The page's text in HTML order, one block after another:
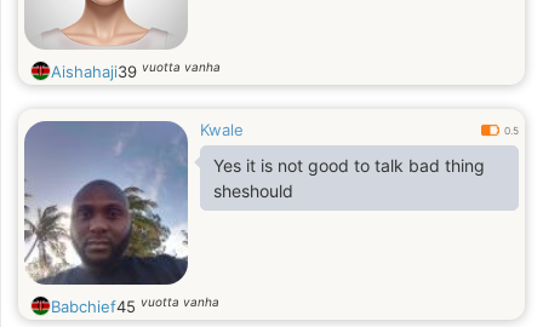
Aishahaji39 vuotta vanha
Kwale 0.5
Yes it is not good to talk bad thing
sheshould
Babchief45 vuotta vanha